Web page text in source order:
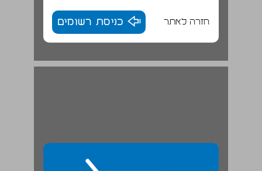
חזרה לאתר כניסת רשומים
שער 1 בין ייצוג ממסדי לפרפורמנס חתרני: תרבות חזותית מז‘ורית ומינורית ... 23